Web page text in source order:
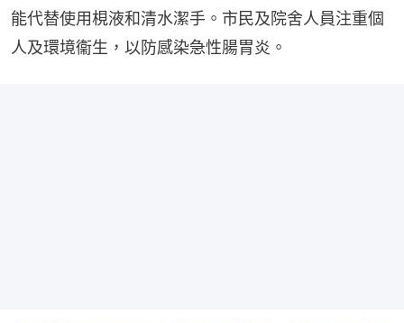
能代替使用梘液和清水潔手。市民及院舍人員注重個
人及環境衞生，以防感染急性腸胃炎。